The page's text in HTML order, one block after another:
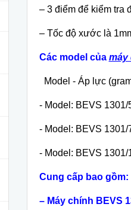
– 3 điểm để kiểm tra
– Tốc độ xước là
Các model của máy
Model - Áp lực
- Model: BEVS
- Model: BEVS
- Model: BEVS
Cung cấp bao gồm:
– Máy chính BEVS